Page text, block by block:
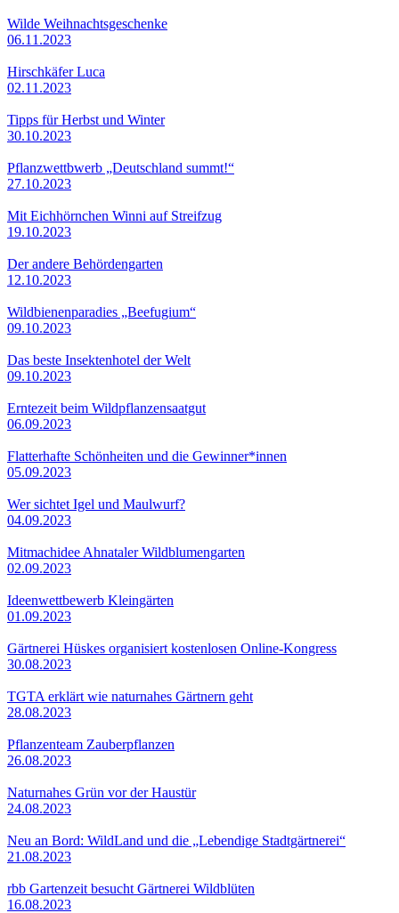
Wilde Weihnachtsgeschenke
06.11.2023
Hirschkäfer Luca
02.11.2023
Tipps für Herbst und Winter
30.10.2023
Pflanzwettbwerb „Deutschland summt!“
27.10.2023
Mit Eichhörnchen Winni auf Streifzug
19.10.2023
Der andere Behördengarten
12.10.2023
Wildbienenparadies „Beefugium“
09.10.2023
Das beste Insektenhotel der Welt
09.10.2023
Erntezeit beim Wildpflanzensaatgut
06.09.2023
Flatterhafte Schönheiten und die Gewinner*innen
05.09.2023
Wer sichtet Igel und Maulwurf?
04.09.2023
Mitmachidee Ahnataler Wildblumengarten
02.09.2023
Ideenwettbewerb Kleingärten
01.09.2023
Gärtnerei Hüskes organisiert kostenlosen Online-Kongress
30.08.2023
TGTA erklärt wie naturnahes Gärtnern geht
28.08.2023
Pflanzenteam Zauberpflanzen
26.08.2023
Naturnahes Grün vor der Haustür
24.08.2023
Neu an Bord: WildLand und die „Lebendige Stadtgärtnerei“
21.08.2023
rbb Gartenzeit besucht Gärtnerei Wildblüten
16.08.2023